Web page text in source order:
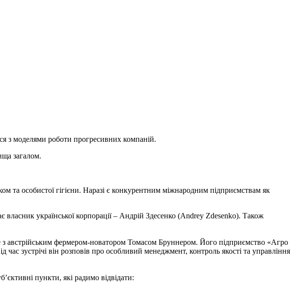
з моделями роботи прогресивних компаній.
загалом.
та особистої гігієни. Наразі є конкурентним міжнародним підприємствам як
української корпорації – Андрій Здесенко (Andrey Zdesenko). Також
з австрійським фермером-новатором Томасом Бруннером. Його підприємство «Агро
зустрічі він розповів про особливий менеджмент, контроль якості та управління
пункти, які радимо відвідати: